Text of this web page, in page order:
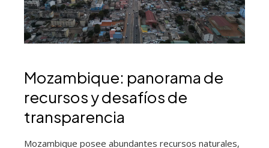
Mozambique: panorama de
recursos y desafíos de
transparencia
Mozambique posee abundantes recursos naturales,